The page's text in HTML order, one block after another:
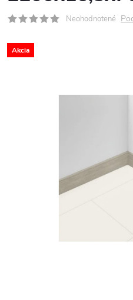
Neohodnotené
Akcia